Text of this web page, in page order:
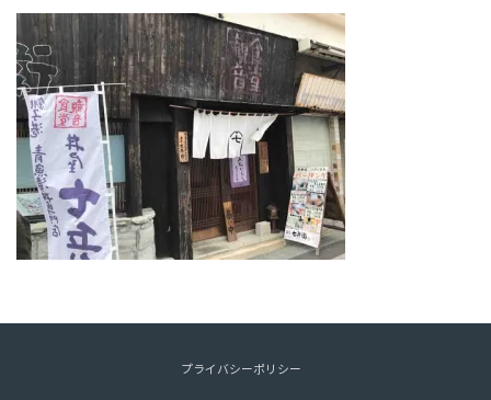
プライバシーポリシー